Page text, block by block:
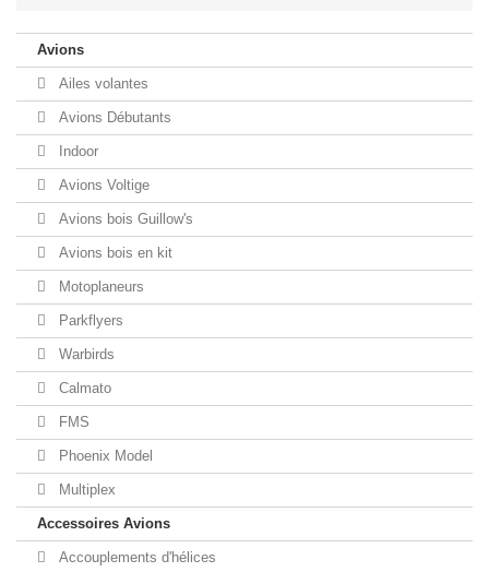
Avions
Ailes volantes
Avions Débutants
Indoor
Avions Voltige
Avions bois Guillow's
Avions bois en kit
Motoplaneurs
Parkflyers
Warbirds
Calmato
FMS
Phoenix Model
Multiplex
Accessoires Avions
Accouplements d'hélices